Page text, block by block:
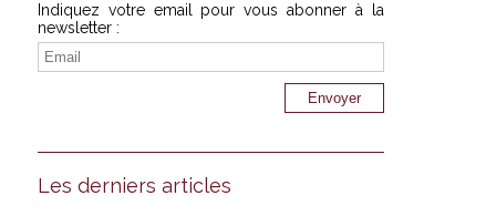
Indiquez votre email pour vous abonner à la
newsletter :
Les derniers articles